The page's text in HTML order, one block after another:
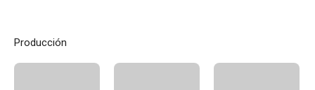
Producción